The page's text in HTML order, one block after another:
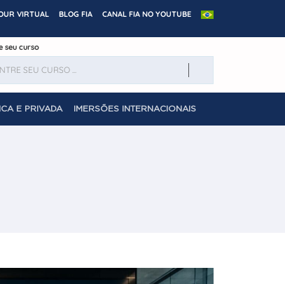
VIRTUAL BLOG FIA CANAL FIA NO YOUTUBE
seu curso
E PRIVADA IMERSÕES INTERNACIONAIS